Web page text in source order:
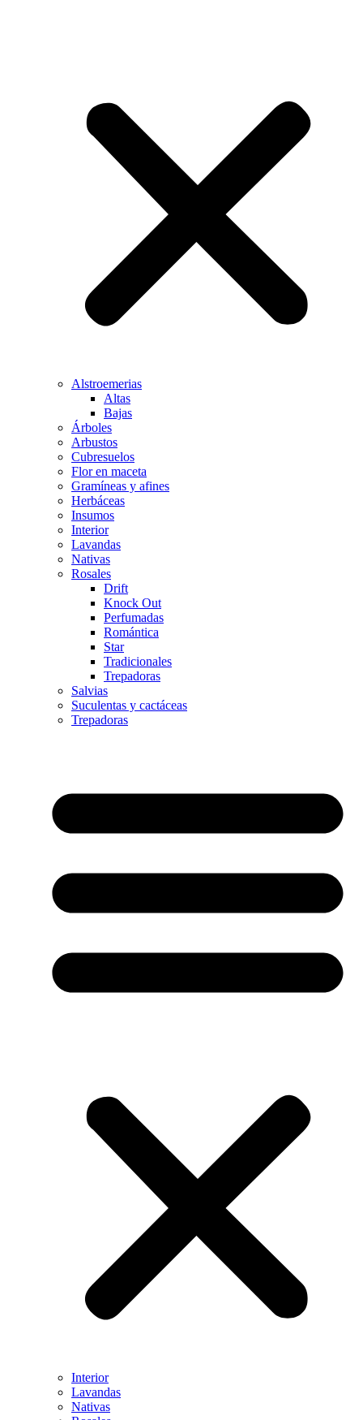
Alstroemerias
Altas
Bajas
Árboles
Arbustos
Cubresuelos
Flor en maceta
Gramíneas y afines
Herbáceas
Insumos
Interior
Lavandas
Nativas
Rosales
Drift
Knock Out
Perfumadas
Romántica
Star
Tradicionales
Trepadoras
Salvias
Suculentas y cactáceas
Trepadoras
Interior
Lavandas
Nativas